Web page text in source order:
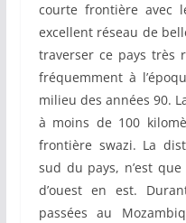
courte frontière avec
excellent réseau de
traverser ce pays très
fréquemment à
milieu des années 90.
à moins de 100
frontière swazi. La
sud du pays, n’est
d’ouest en est.
passées au